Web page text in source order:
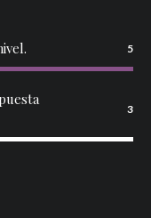
5
3